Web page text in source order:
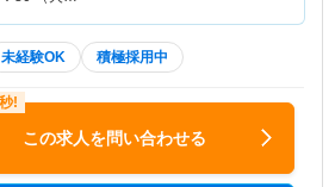
未経験OK 積極採用中
この求人を問い合わせる